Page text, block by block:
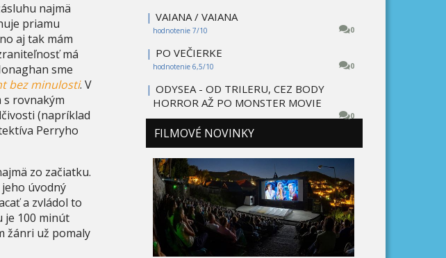
najmä
priamu
aj tak mám
má
sme
bez minulosti. V
s rovnakým
(napríklad
Perryho
zo začiatku.
úvodný
a zvládol to
je 100 minút
žánri už pomaly
| VAIANA / VAIANA
0
hodnotenie 7/10
| PO VEČIERKE
0
hodnotenie 6,5/10
| ODYSEA - OD TRILERU, CEZ BODY
HORROR AŽ PO MONSTER MOVIE
0
FILMOVÉ NOVINKY